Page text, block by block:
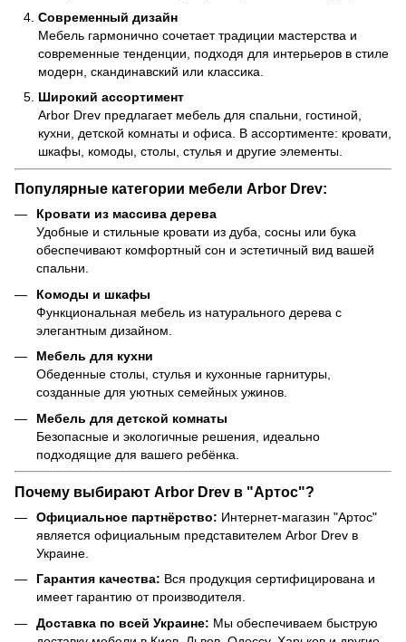
Современный дизайн
Мебель гармонично сочетает традиции мастерства и
современные тенденции, подходя для интерьеров в стиле
модерн, скандинавский или классика.
Широкий ассортимент
Arbor Drev предлагает мебель для спальни, гостиной,
кухни, детской комнаты и офиса. В ассортименте: кровати,
шкафы, комоды, столы, стулья и другие элементы.
Популярные категории мебели Arbor Drev:
Кровати из массива дерева
Удобные и стильные кровати из дуба, сосны или бука
обеспечивают комфортный сон и эстетичный вид вашей
спальни.
Комоды и шкафы
Функциональная мебель из натурального дерева с
элегантным дизайном.
Мебель для кухни
Обеденные столы, стулья и кухонные гарнитуры,
созданные для уютных семейных ужинов.
Мебель для детской комнаты
Безопасные и экологичные решения, идеально
подходящие для вашего ребёнка.
Почему выбирают Arbor Drev в "Артос"?
Официальное партнёрство: Интернет-магазин "Артос"
является официальным представителем Arbor Drev в
Украине.
Гарантия качества: Вся продукция сертифицирована и
имеет гарантию от производителя.
Доставка по всей Украине: Мы обеспечиваем быструю